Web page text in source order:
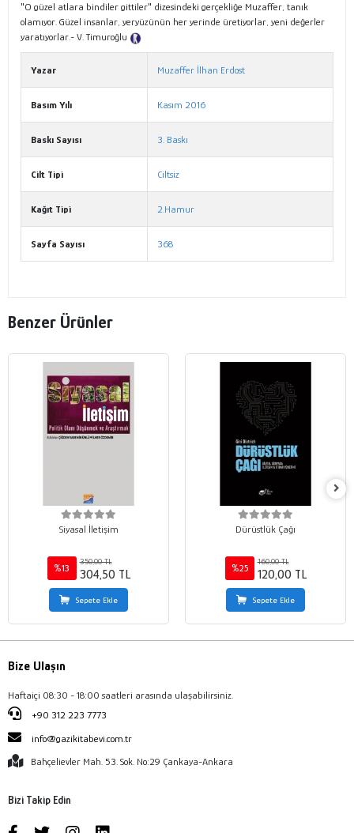
"O güzel atlara bindiler gittiler" dizesindeki gerçekliğe Muzaffer, tanık
olamıyor. Güzel insanlar, yeryüzünün her yerinde üretiyorlar, yeni değerler
yaratıyorlar.- V. Timuroğlu
Yazar Muzaffer İlhan Erdost
Basım Yılı Kasım 2016
Baskı Sayısı 3. Baskı
Cilt Tipi Ciltsiz
Kağıt Tipi 2.Hamur
Sayfa Sayısı 368
Benzer Ürünler
Siyasal İletişim
%13
350,00 TL
304,50 TL
Sepete Ekle
Dürüstlük Çağı
%25
160,00 TL
120,00 TL
Sepete Ekle
Bize Ulaşın
Haftaiçi 08:30 - 18:00 saatleri arasında ulaşabilirsiniz.
+90 312 223 7773
info@gazikitabevi.com.tr
Bahçelievler Mah. 53. Sok. No:29 Çankaya-Ankara
Bizi Takip Edin